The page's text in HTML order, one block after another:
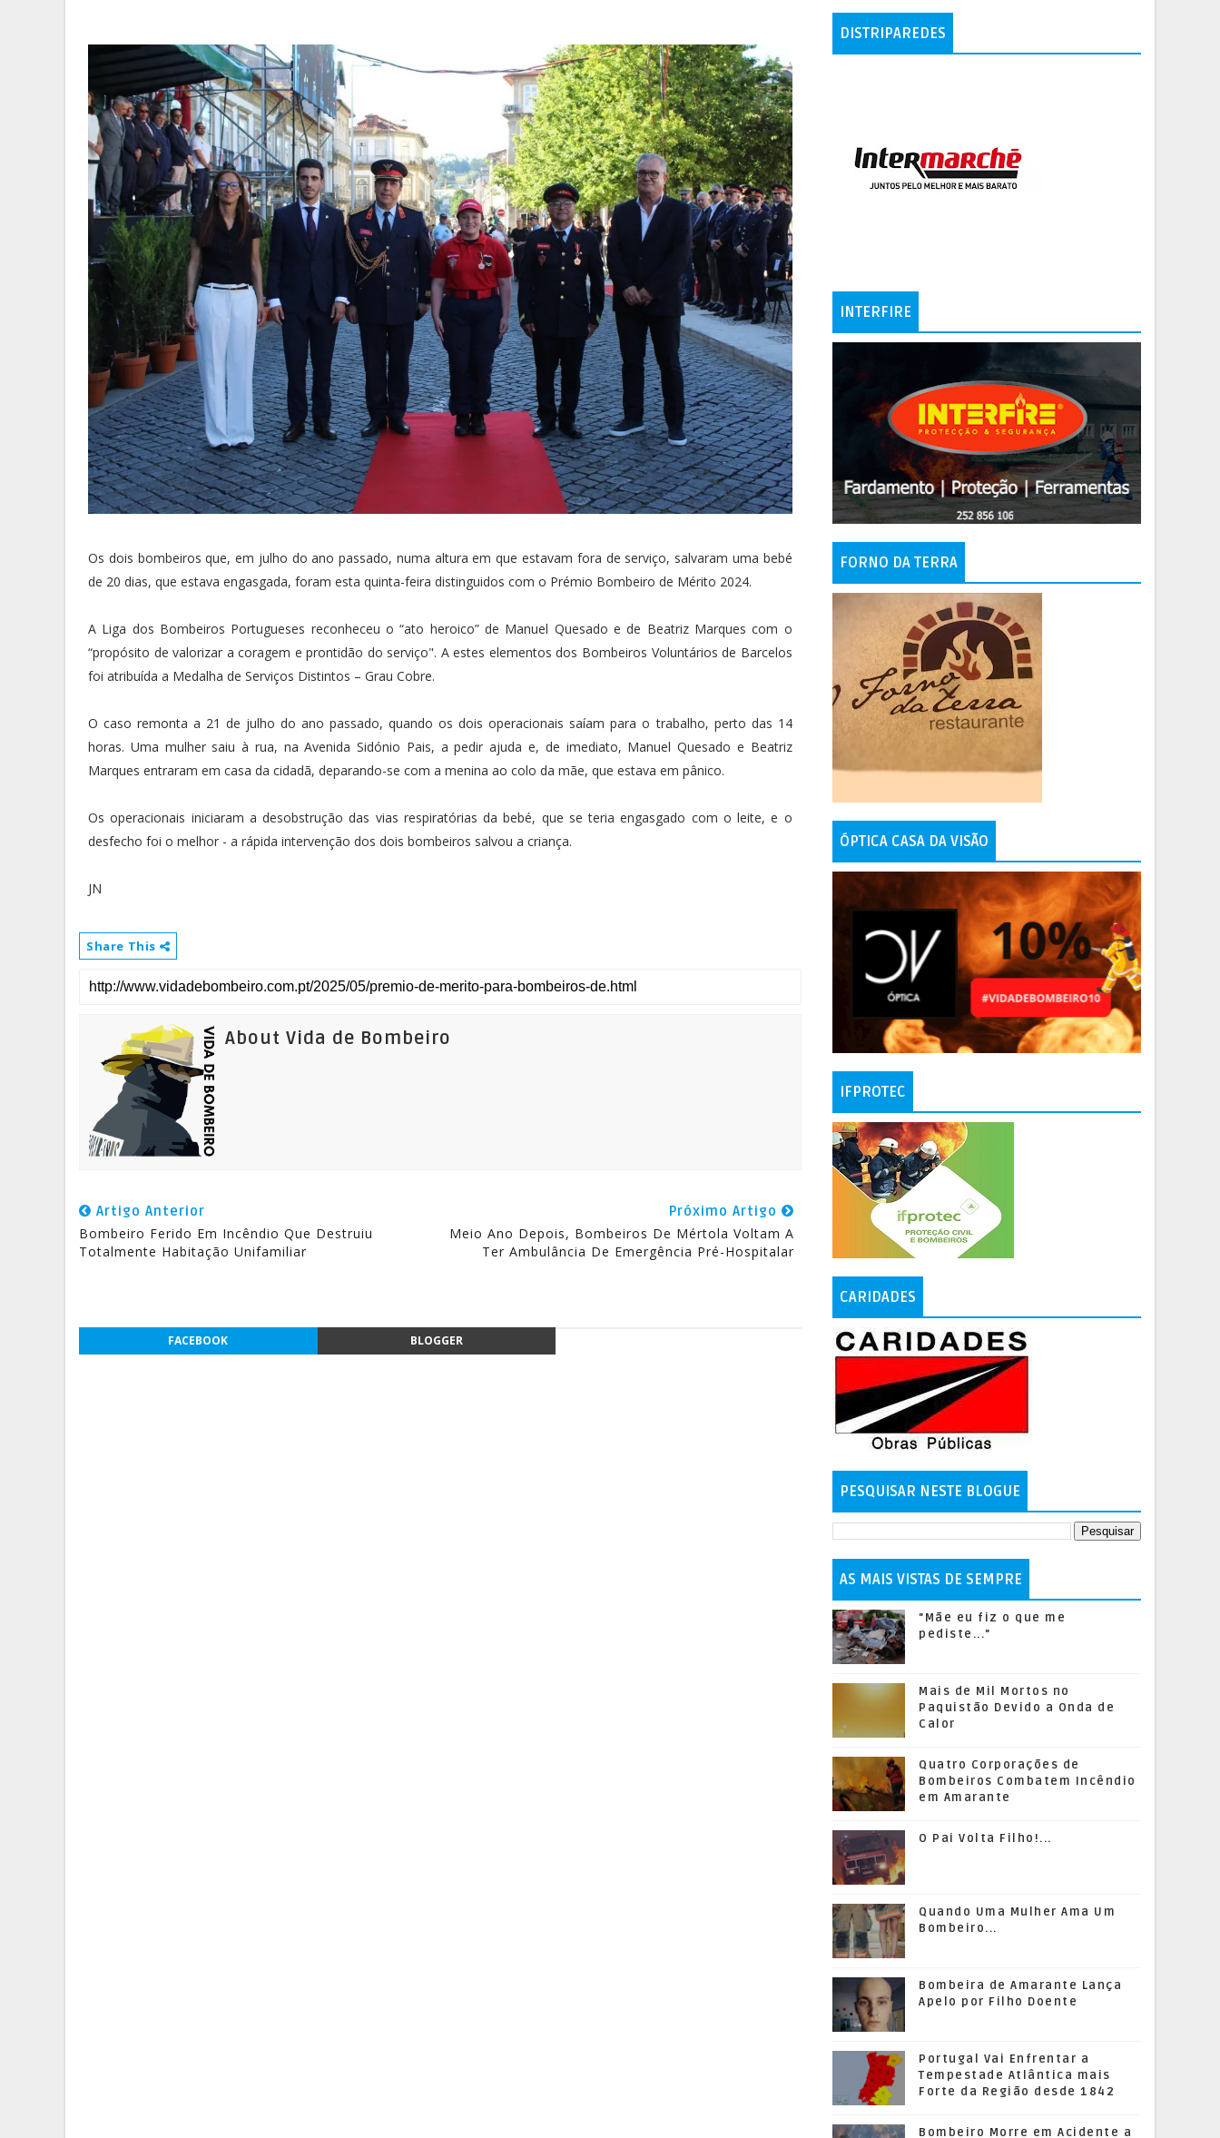
Os dois bombeiros que, em julho do ano passado, numa altura em que estavam fora de serviço, salvaram uma bebé
de 20 dias, que estava engasgada, foram esta quinta-feira distinguidos com o Prémio Bombeiro de Mérito 2024.
A Liga dos Bombeiros Portugueses reconheceu o “ato heroico” de Manuel Quesado e de Beatriz Marques com o
“propósito de valorizar a coragem e prontidão do serviço". A estes elementos dos Bombeiros Voluntários de Barcelos
foi atribuída a Medalha de Serviços Distintos – Grau Cobre.
O caso remonta a 21 de julho do ano passado, quando os dois operacionais saíam para o trabalho, perto das 14
horas. Uma mulher saiu à rua, na Avenida Sidónio Pais, a pedir ajuda e, de imediato, Manuel Quesado e Beatriz
Marques entraram em casa da cidadã, deparando-se com a menina ao colo da mãe, que estava em pânico.
Os operacionais iniciaram a desobstrução das vias respiratórias da bebé, que se teria engasgado com o leite, e o
desfecho foi o melhor - a rápida intervenção dos dois bombeiros salvou a criança.
JN
Share This
About Vida de Bombeiro
Artigo Anterior
Bombeiro Ferido Em Incêndio Que Destruiu
Totalmente Habitação Unifamiliar
Próximo Artigo
Meio Ano Depois, Bombeiros De Mértola Voltam A
Ter Ambulância De Emergência Pré-Hospitalar
FACEBOOK BLOGGER
DISTRIPAREDES
INTERFIRE
FORNO DA TERRA
ÓPTICA CASA DA VISÃO
IFPROTEC
CARIDADES
PESQUISAR NESTE BLOGUE
AS MAIS VISTAS DE SEMPRE
"Mãe eu fiz o que me
pediste..."
Mais de Mil Mortos no
Paquistão Devido a Onda de
Calor
Quatro Corporações de
Bombeiros Combatem Incêndio
em Amarante
O Pai Volta Filho!...
Quando Uma Mulher Ama Um
Bombeiro...
Bombeira de Amarante Lança
Apelo por Filho Doente
Portugal Vai Enfrentar a
Tempestade Atlântica mais
Forte da Região desde 1842
Bombeiro Morre em Acidente a